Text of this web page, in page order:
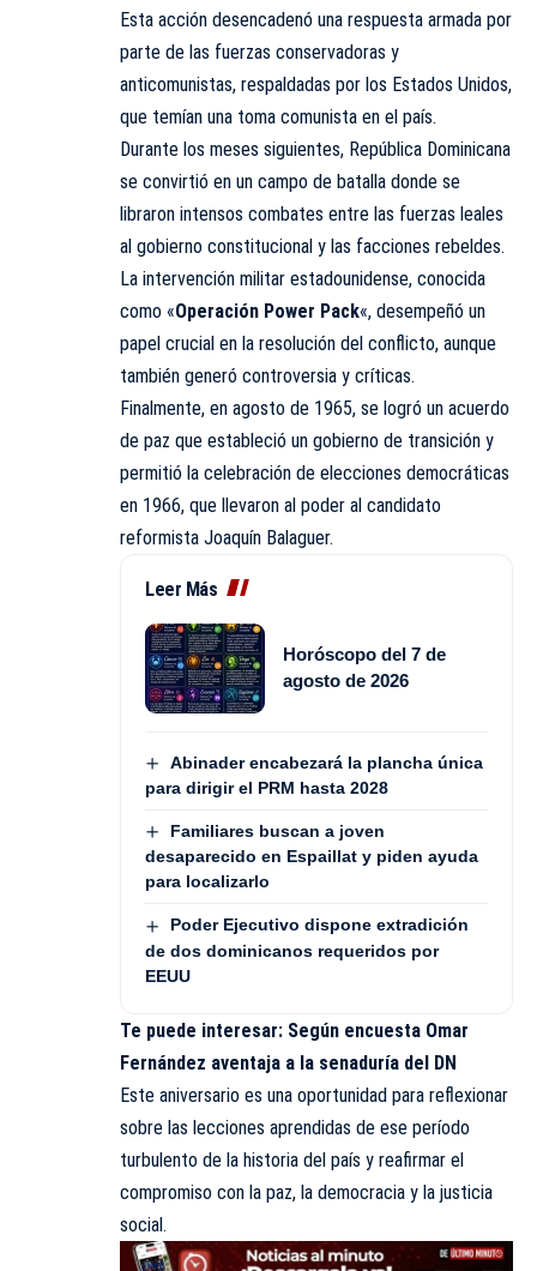
Esta acción desencadenó una respuesta armada por
parte de las fuerzas conservadoras y
anticomunistas, respaldadas por los Estados Unidos,
que temían una toma comunista en el país.
Durante los meses siguientes, República Dominicana
se convirtió en un campo de batalla donde se
libraron intensos combates entre las fuerzas leales
al gobierno constitucional y las facciones rebeldes.
La intervención militar estadounidense, conocida
como «Operación Power Pack«, desempeñó un
papel crucial en la resolución del conflicto, aunque
también generó controversia y críticas.
Finalmente, en agosto de 1965, se logró un acuerdo
de paz que estableció un gobierno de transición y
permitió la celebración de elecciones democráticas
en 1966, que llevaron al poder al candidato
reformista Joaquín Balaguer.
Leer Más
Horóscopo del 7 de
agosto de 2026
Abinader encabezará la plancha única
para dirigir el PRM hasta 2028
Familiares buscan a joven
desaparecido en Espaillat y piden ayuda
para localizarlo
Poder Ejecutivo dispone extradición
de dos dominicanos requeridos por
EEUU
Te puede interesar: Según encuesta Omar
Fernández aventaja a la senaduría del DN
Este aniversario es una oportunidad para reflexionar
sobre las lecciones aprendidas de ese período
turbulento de la historia del país y reafirmar el
compromiso con la paz, la democracia y la justicia
social.